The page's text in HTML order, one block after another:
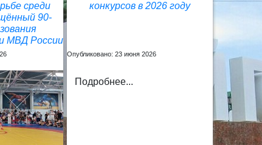
среди
90-
МВД России
конкурсов в 2026 году
Опубликовано: 23 июня 2026
Подробнее...